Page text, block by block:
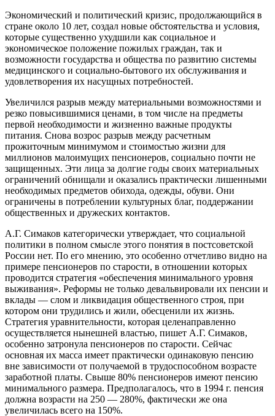
Экономический и политический кризис, продолжающийся в
стране около 10 лет, создал новые обстоятельства и условия,
которые существенно ухудшили как социальное и
экономическое положение пожилых граждан, так и
возможности государства и общества по развитию системы
медицинского и социально-бытового их обслуживания и
удовлетворения их насущных потребностей.
Увеличился разрыв между материальными возможностями и
резко повысившимися ценами, в том числе на предметы
первой необходимости и жизненно важные продукты
питания. Снова возрос разрыв между расчетным
прожиточным минимумом и стоимостью жизни для
миллионов малоимущих пенсионеров, социально почти не
защищенных. Эти лица за долгие годы своих материальных
ограничений обнищали и оказались практически лишенными
необходимых предметов обихода, одежды, обуви. Они
ограничены в потреблении культурных благ, поддержании
общественных и дружеских контактов.
А.Г. Симаков категорически утверждает, что социальной
политики в полном смысле этого понятия в постсоветской
России нет. По его мнению, это особенно отчетливо видно на
примере пенсионеров по старости, в отношении которых
проводится стратегия «обеспечения минимального уровня
выживания». Реформы не только девальвировали их пенсии и
вклады — слом и ликвидация общественного строя, при
котором они трудились и жили, обесценили их жизнь.
Стратегия уравнительности, которая целенаправленно
осуществляется нынешней властью, пишет А.Г. Симаков,
особенно затронула пенсионеров по старости. Сейчас
основная их масса имеет практически одинаковую пенсию
вне зависимости от получаемой в трудоспособном возрасте
заработной платы. Свыше 80% пенсионеров имеют пенсию
минимального размера. Предполагалось, что в 1994 г. пенсия
должна возрасти на 250 — 280%, фактически же она
увеличилась всего на 150%.